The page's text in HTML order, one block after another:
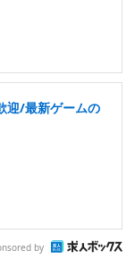
迎/最新ゲームの
by